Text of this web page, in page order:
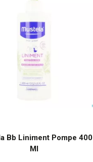
Bb Liniment Pompe 400
Ml